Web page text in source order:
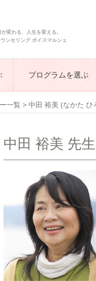
変わる、人生を変える。
ンセリング ボイスマルシェ
プログラムを選ぶ
一覧 > 中田 裕美 (なかた ひ
中田 裕美 先